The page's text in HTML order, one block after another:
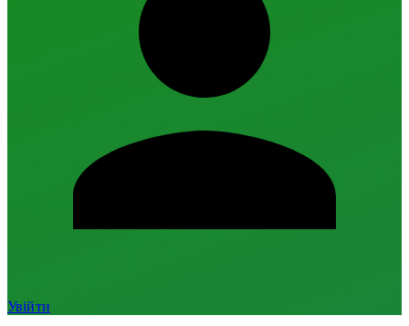
Увійти